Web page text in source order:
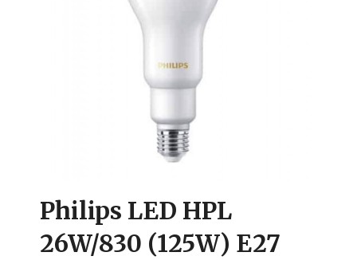
Philips LED HPL
26W/830 (125W) E27